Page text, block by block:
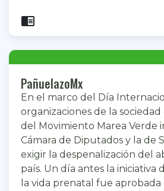
chrome_reader_mode
PañuelazoMx
En el marco del Día
organizaciones de la sociedad
del Movimiento Marea Verde
Cámara de Diputados y la de
exigir la despenalización del
país. Un día antes la iniciativa
la vida prenatal fue aprobada